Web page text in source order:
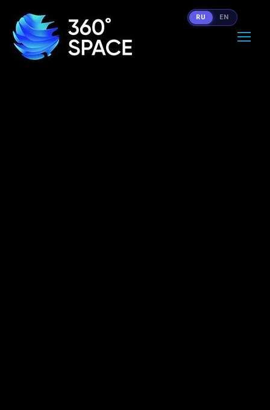
RU EN